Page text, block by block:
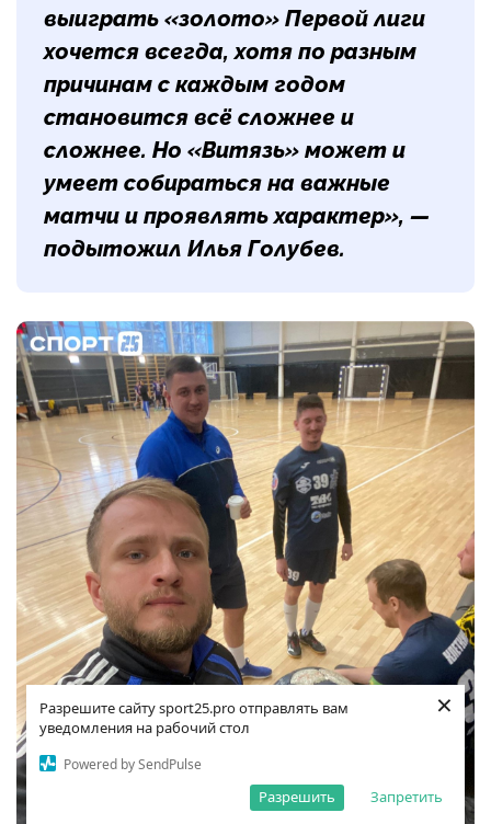
Разрешите сайту sport25.pro отправлять вам
уведомления на рабочий стол
Powered by SendPulse
Запретить
Разрешить
×
выиграть «золото» Первой лиги
хочется всегда, хотя по разным
причинам с каждым годом
становится всё сложнее и
сложнее. Но «Витязь» может и
умеет собираться на важные
матчи и проявлять характер», —
подытожил Илья Голубев.